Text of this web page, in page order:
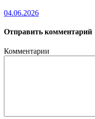
04.06.2026
Отправить комментарий
Комментарии